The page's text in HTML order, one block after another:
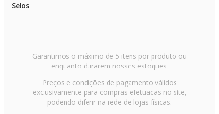
Selos
Garantimos o máximo de 5 itens por produto ou
enquanto durarem nossos estoques.
Preços e condições de pagamento válidos
exclusivamente para compras efetuadas no site,
podendo diferir na rede de lojas físicas.